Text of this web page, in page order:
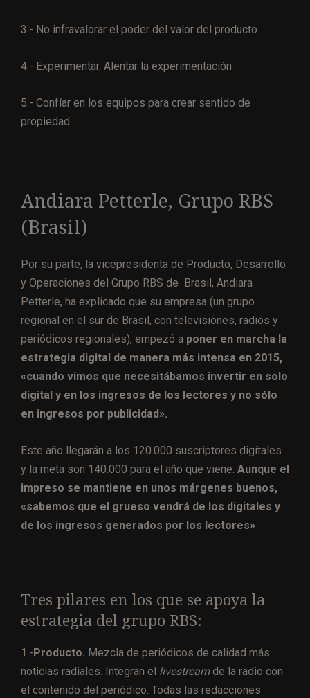
3.- No infravalorar el poder del valor del producto
4.- Experimentar. Alentar la experimentación
5.- Confíar en los equipos para crear sentido de
propiedad
Andiara Petterle, Grupo RBS
(Brasil)
Por su parte, la vicepresidenta de Producto, Desarrollo
y Operaciones del Grupo RBS de Brasil, Andiara
Petterle, ha explicado que su empresa (un grupo
regional en el sur de Brasil, con televisiones, radios y
periódicos regionales), empezó a poner en marcha la
estrategia digital de manera más intensa en 2015,
«cuando vimos que necesitábamos invertir en solo
digital y en los ingresos de los lectores y no sólo
en ingresos por publicidad».
Este año llegarán a los 120.000 suscriptores digitales
y la meta son 140.000 para el año que viene. Aunque el
impreso se mantiene en unos márgenes buenos,
«sabemos que el grueso vendrá de los digitales y
de los ingresos generados por los lectores»
Tres pilares en los que se apoya la
estrategia del grupo RBS:
1.-Producto. Mezcla de periódicos de calidad más
noticias radiales. Integran el livestreamde la radio con
el contenido del periódico. Todas las redacciones